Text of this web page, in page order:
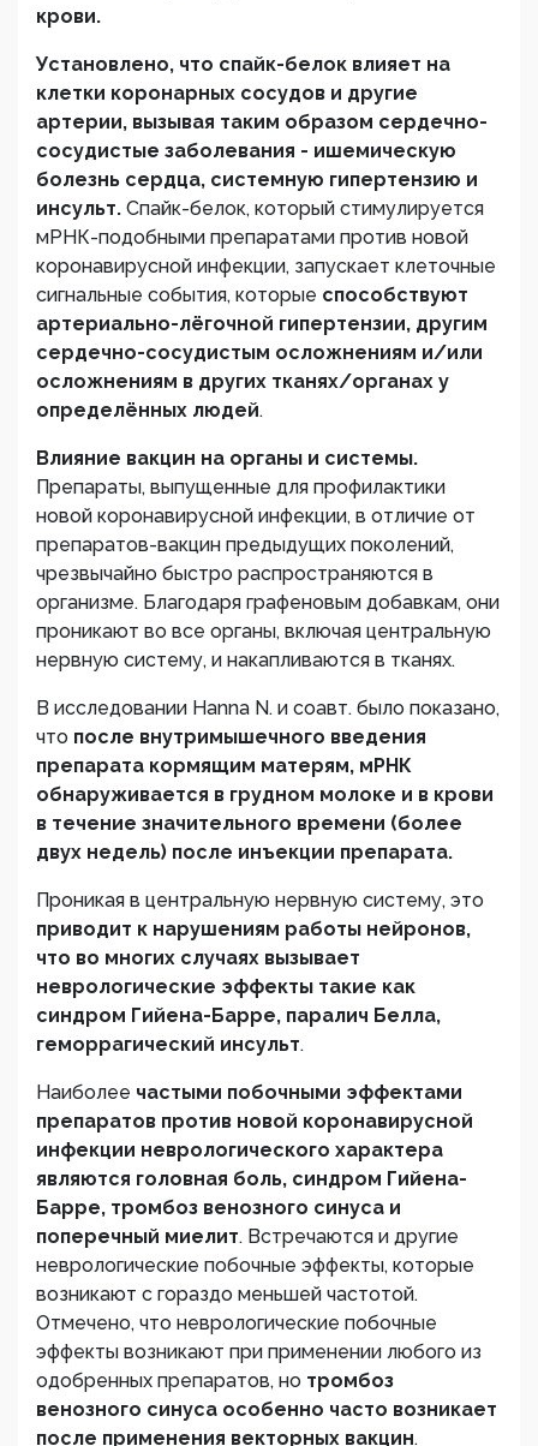
крови.
Установлено, что спайк-белок влияет на
клетки коронарных сосудов и другие
артерии, вызывая таким образом сердечно-
сосудистые заболевания - ишемическую
болезнь сердца, системную гипертензию и
инсульт. Спайк-белок, который стимулируется
мРНК-подобными препаратами против новой
коронавирусной инфекции, запускает клеточные
сигнальные события, которые способствуют
артериально-лёгочной гипертензии, другим
сердечно-сосудистым осложнениям и/или
осложнениям в других тканях/органах у
определённых людей.
Влияние вакцин на органы и системы.
Препараты, выпущенные для профилактики
новой коронавирусной инфекции, в отличие от
препаратов-вакцин предыдущих поколений,
чрезвычайно быстро распространяются в
организме. Благодаря графеновым добавкам, они
проникают во все органы, включая центральную
нервную систему, и накапливаются в тканях.
В исследовании Hanna N. и соавт. было показано,
что после внутримышечного введения
препарата кормящим матерям, мРНК
обнаруживается в грудном молоке и в крови
в течение значительного времени (более
двух недель) после инъекции препарата.
Проникая в центральную нервную систему, это
приводит к нарушениям работы нейронов,
что во многих случаях вызывает
неврологические эффекты такие как
синдром Гийена-Барре, паралич Белла,
геморрагический инсульт.
Наиболее частыми побочными эффектами
препаратов против новой коронавирусной
инфекции неврологического характера
являются головная боль, синдром Гийена-
Барре, тромбоз венозного синуса и
поперечный миелит. Встречаются и другие
неврологические побочные эффекты, которые
возникают с гораздо меньшей частотой.
Отмечено, что неврологические побочные
эффекты возникают при применении любого из
одобренных препаратов, но тромбоз
венозного синуса особенно часто возникает
после применения векторных вакцин.